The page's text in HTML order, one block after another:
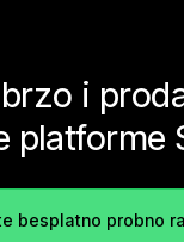
i
platforme
besplatno probno